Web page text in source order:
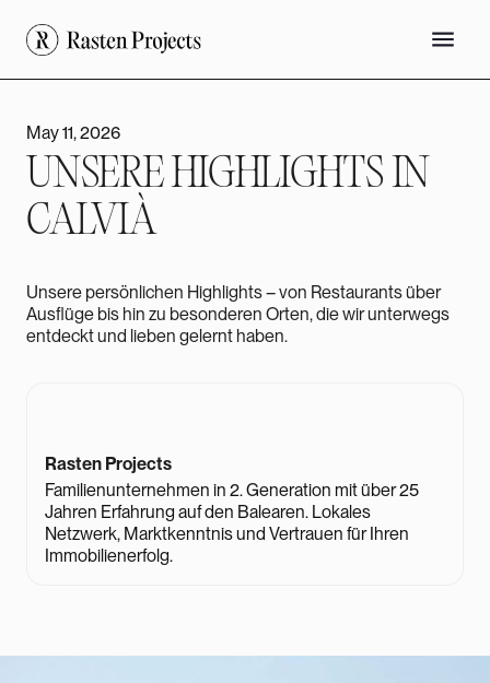
May 11, 2026
UNSERE HIGHLIGHTS IN
CALVIÀ
Unsere persönlichen Highlights – von Restaurants über
Ausflüge bis hin zu besonderen Orten, die wir unterwegs
entdeckt und lieben gelernt haben.
Rasten Projects
Familienunternehmen in 2. Generation mit über 25
Jahren Erfahrung auf den Balearen. Lokales
Netzwerk, Marktkenntnis und Vertrauen für Ihren
Immobilienerfolg.